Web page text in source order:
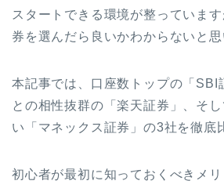
スタートできる環境が整っていま
券を選んだら良いかわからないと思
本記事では、口座数トップの「SBI
との相性抜群の「楽天証券」、そ
い「マネックス証券」の3社を徹底
初心者が最初に知っておくべきメ